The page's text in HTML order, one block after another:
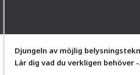
Djungeln av möjlig
Lär dig vad du verkligen behöver -